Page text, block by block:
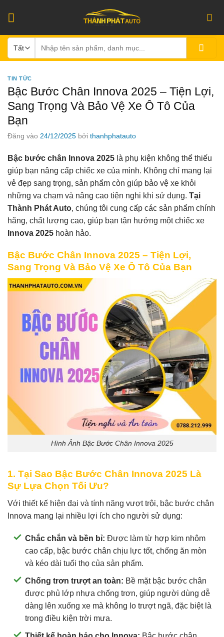
kiếm:
TIN TỨC
Bậc Bước Chân Innova 2025 – Tiện Lợi,
Sang Trọng Và Bảo Vệ Xe Ô Tô Của
Bạn
Đăng vào 24/12/2025 bởi thanhphatauto
Bậc bước chân Innova 2025 là phụ kiện không thể thiếu
giúp bạn nâng cấp chiếc xe của mình. Không chỉ mang lại
vẻ đẹp sang trọng, sản phẩm còn giúp bảo vệ xe khỏi
những va chạm và nâng cao tiện nghi khi sử dụng. Tại
Thành Phát Auto, chúng tôi cung cấp các sản phẩm chính
hãng, chất lượng cao, giúp bạn tận hưởng một chiếc xe
Innova 2025 hoàn hảo.
Bậc Bước Chân Innova 2025 – Tiện Lợi,
Sang Trọng Và Bảo Vệ Xe Ô Tô Của Bạn
Hình Ảnh Bậc Bước Chân Innova 2025
1. Tại Sao Bậc Bước Chân Innova 2025 Là
Sự Lựa Chọn Tối Ưu?
Với thiết kế hiện đại và tính năng vượt trội, bậc bước chân
Innova mang lại nhiều lợi ích cho người sử dụng:
Chắc chắn và bền bỉ: Được làm từ hợp kim nhôm
cao cấp, bậc bước chân chịu lực tốt, chống ăn mòn
và kéo dài tuổi thọ của sản phẩm.
Chống trơn trượt an toàn: Bề mặt bậc bước chân
được phủ lớp nhựa chống trơn, giúp người dùng dễ
dàng lên xuống xe mà không lo trượt ngã, đặc biệt là
trong điều kiện trời mưa.